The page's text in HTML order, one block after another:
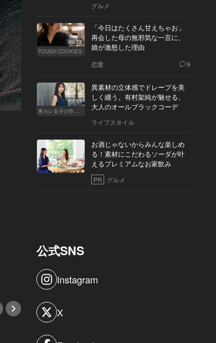
グルメ
Vol.73
TOUGH COOKIES
「今日はたくさん甘えちゃお」
再会した母の無邪気な一言に、
娘が激怒した理由
恋愛 9
Vol.53
東カレ女子の作り方
異素材の立体感でドレープを美
しく纏う。有村架純が魅せる、
大人のオールブラックコーデ
ライフスタイル
お酒じゃないからみんな楽しめ
る！素材にこだわるソーダが叶
えるプレミアムなお家飲み
PR グルメ
公式SNS
Instagram
X